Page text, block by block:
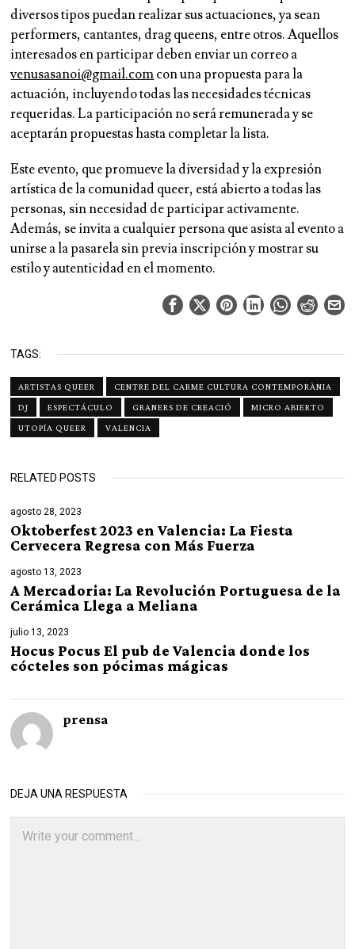
diversos tipos puedan realizar sus actuaciones, ya sean
performers, cantantes, drag queens, entre otros. Aquellos
interesados en participar deben enviar un correo a
venusasanoi@gmail.comcon una propuesta para la
actuación, incluyendo todas las necesidades técnicas
requeridas. La participación no será remunerada y se
aceptarán propuestas hasta completar la lista.
Este evento, que promueve la diversidad y la expresión
artística de la comunidad queer, está abierto a todas las
personas, sin necesidad de participar activamente.
Además, se invita a cualquier persona que asista al evento a
unirse a la pasarela sin previa inscripción y mostrar su
estilo y autenticidad en el momento.
TAGS:
ARTISTAS QUEER
CENTRE DEL CARME CULTURA CONTEMPORÀNIA
DJ
ESPECTÁCULO GRANERS DE CREACIÓ
MICRO ABIERTO
UTOPÍA QUEER
VALENCIA
RELATED POSTS
agosto 28, 2023
Oktoberfest 2023 en Valencia: La Fiesta
Cervecera Regresa con Más Fuerza
agosto 13, 2023
A Mercadoria: La Revolución Portuguesa de la
Cerámica Llega a Meliana
julio 13, 2023
Hocus Pocus El pub de Valencia donde los
cócteles son pócimas mágicas
prensa
DEJA UNA RESPUESTA